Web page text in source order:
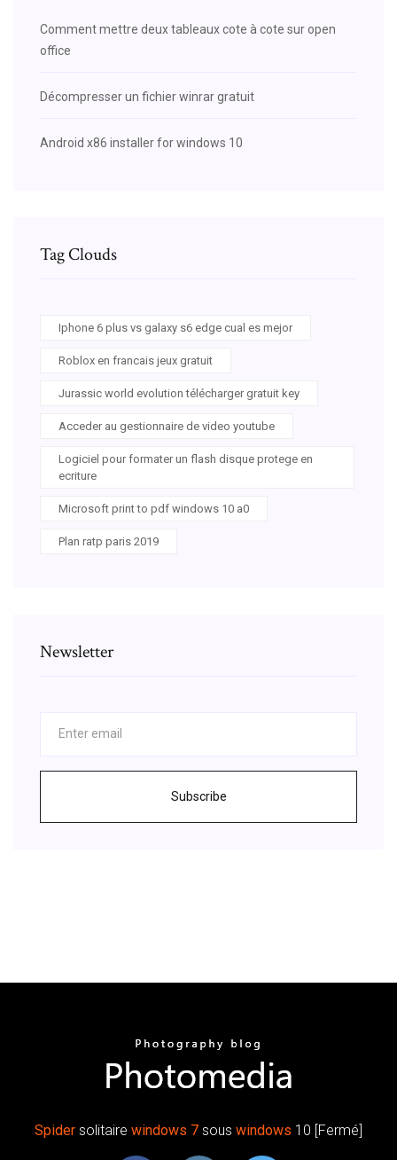
Comment mettre deux tableaux cote à cote sur open
office
Décompresser un fichier winrar gratuit
Android x86 installer for windows 10
Tag Clouds
Iphone 6 plus vs galaxy s6 edge cual es mejor
Roblox en francais jeux gratuit
Jurassic world evolution télécharger gratuit key
Acceder au gestionnaire de video youtube
Logiciel pour formater un flash disque protege en
ecriture
Microsoft print to pdf windows 10 a0
Plan ratp paris 2019
Newsletter
Subscribe
Spider solitaire windows 7 sous windows 10 [Fermé]